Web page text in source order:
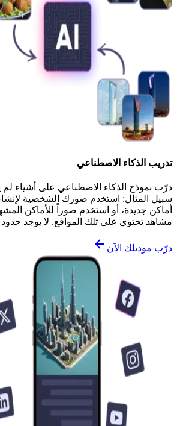
تدريب الذكاء الاصطناعي
درّب نموذج الذكاء الاصطناعي على أشياء
سبيل المثال: استخدم صورك الشخصية
أماكن جديدة، أو استخدم صوراً للأماكن
مشاهد تحتوي على تلك المواقع. لا يوجد
درّب موديلك الآن